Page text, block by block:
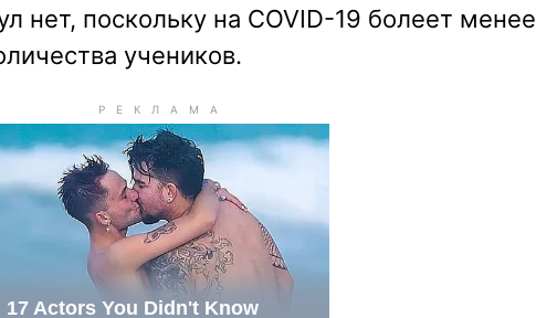
нет, поскольку на COVID-19 болеет менее
учеников.